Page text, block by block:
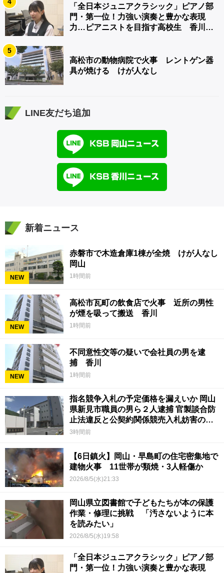
4
「全日本ジュニアクラシック」ピアノ部
門・第一位！力強い演奏と豊かな表現
力…ピアニストを目指す高校生 香川
5
高松市の動物病院で火事 レントゲン器
具が焼ける けが人なし
LINE友だち追加
新着ニュース
NEW
赤磐市で木造倉庫1棟が全焼 けが人なし
岡山
1時間前
NEW
高松市瓦町の飲食店で火事 近所の男性
が煙を吸って搬送 香川
1時間前
NEW
不同意性交等の疑いで会社員の男を逮
捕 香川
1時間前
指名競争入札の予定価格を漏えいか 岡山
県新見市職員の男ら２人逮捕 官製談合防
止法違反と公契約関係競売入札妨害の疑
い
3時間前
【6日鎮火】岡山・早島町の住宅密集地で
建物火事 11世帯が類焼・3人軽傷か
2026/8/5(水)21:33
岡山県立図書館で子どもたちが本の保護
作業・修理に挑戦 「汚さないように本
を読みたい」
2026/8/5(水)19:58
「全日本ジュニアクラシック」ピアノ部
門・第一位！力強い演奏と豊かな表現